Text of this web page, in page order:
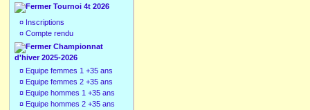
Tournoi 4t 2026
¤ Inscriptions
¤ Compte rendu
Championnat
d'hiver 2025-2026
¤ Equipe femmes 1 +35 ans
¤ Equipe femmes 2 +35 ans
¤ Equipe hommes 1 +35 ans
¤ Equipe hommes 2 +35 ans